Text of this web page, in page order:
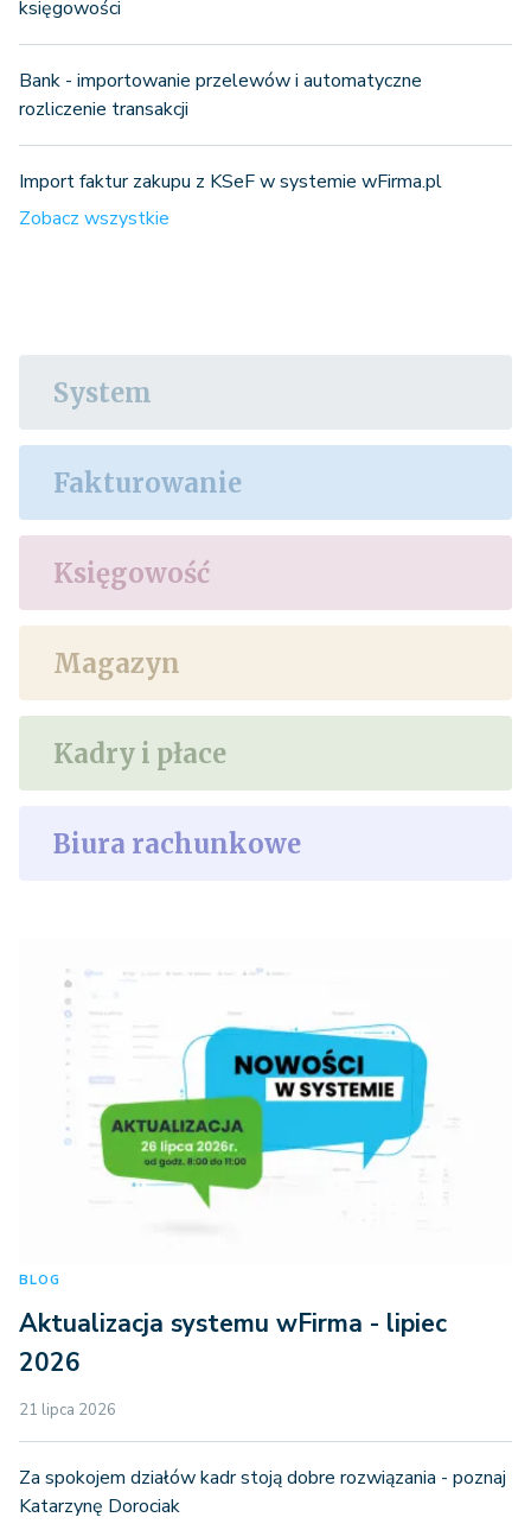
księgowości
Bank - importowanie przelewów i automatyczne
rozliczenie transakcji
Import faktur zakupu z KSeF w systemie wFirma.pl
Zobacz wszystkie
System
Fakturowanie
Księgowość
Magazyn
Kadry i płace
Biura rachunkowe
BLOG
Aktualizacja systemu wFirma - lipiec
2026
21 lipca 2026
Za spokojem działów kadr stoją dobre rozwiązania - poznaj
Katarzynę Dorociak